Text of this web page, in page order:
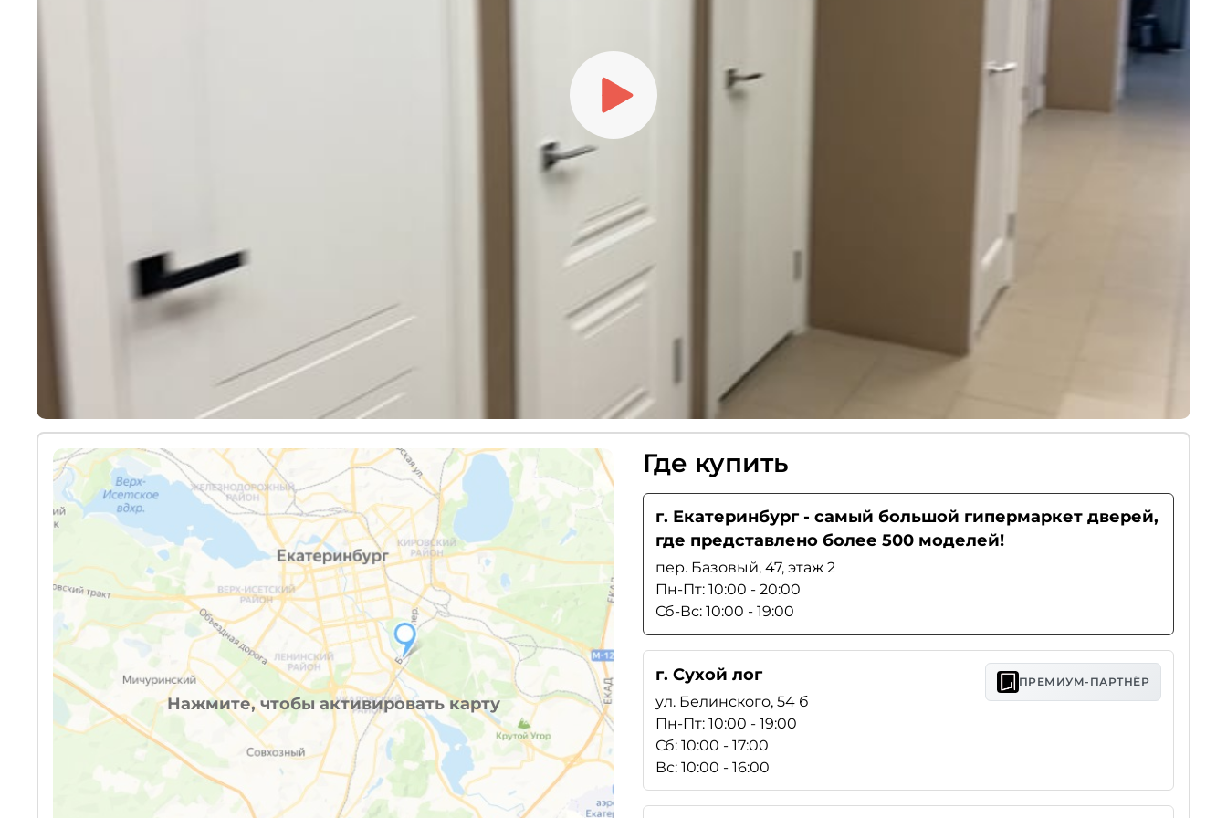
Нажмите, чтобы активировать карту
Где купить
г. Екатеринбург - самый большой гипермаркет дверей,
где представлено более 500 моделей!
пер. Базовый, 47, этаж 2
Пн-Пт: 10:00 - 20:00
Сб-Вс: 10:00 - 19:00
г. Сухой лог
ул. Белинского, 54 б
Пн-Пт: 10:00 - 19:00
Сб: 10:00 - 17:00
Вс: 10:00 - 16:00
ПРЕМИУМ-ПАРТНЁР